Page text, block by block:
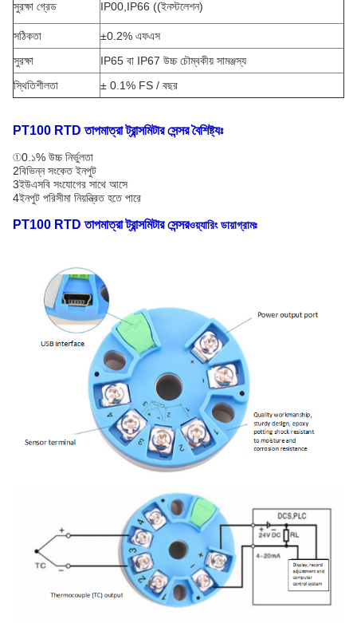
সুরক্ষা গ্রেড IP00,IP66 ((ইনস্টলেশন)
সঠিকতা
±0.2% এফএস
সুরক্ষা
IP65 বা IP67 উচ্চ চৌম্বকীয় সামঞ্জস্য
স্থিতিশীলতা
± 0.1% FS / বছর
PT100 RTD তাপমাত্রা ট্রান্সমিটার সেন্সর বৈশিষ্ট্যঃ
①0.১% উচ্চ নির্ভুলতা
2বিভিন্ন সংকেত ইনপুট
3ইউএসবি সংযোগের সাথে আসে
4ইনপুট পরিসীমা নিয়ন্ত্রিত হতে পারে
PT100 RTD তাপমাত্রা ট্রান্সমিটার সেন্সরওয়্যারিং ডায়াগ্রামঃ